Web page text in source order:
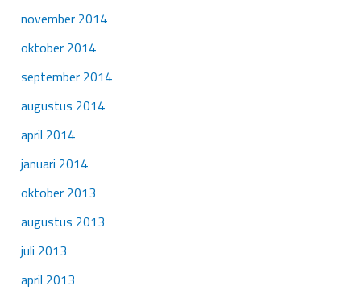
november 2014
oktober 2014
september 2014
augustus 2014
april 2014
januari 2014
oktober 2013
augustus 2013
juli 2013
april 2013